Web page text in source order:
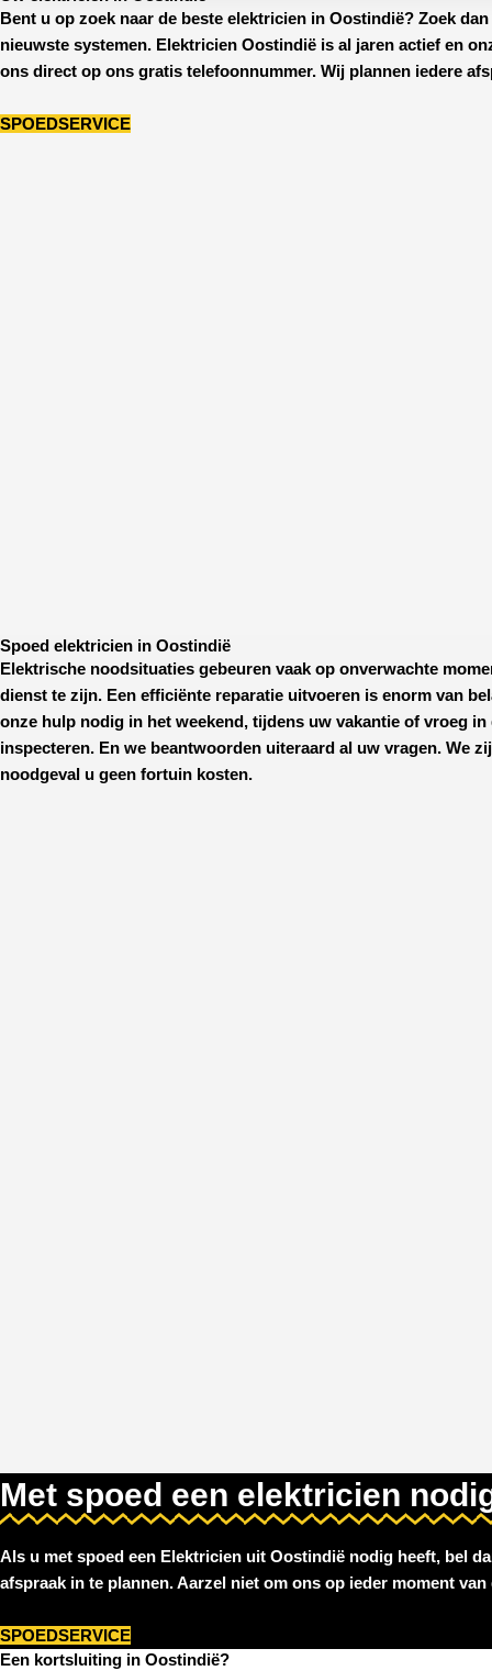
Bent u op zoek naar de beste elektricien in Oostindië? Zoek
nieuwste systemen. Elektricien Oostindië is al jaren actief en
ons direct op ons gratis telefoonnummer. Wij plannen iedere
SPOEDSERVICE
Spoed elektricien in Oostindië
Elektrische noodsituaties gebeuren vaak op onverwachte
dienst te zijn. Een efficiënte reparatie uitvoeren is enorm van
onze hulp nodig in het weekend, tijdens uw vakantie of vroeg
inspecteren. En we beantwoorden uiteraard al uw vragen. We
noodgeval u geen fortuin kosten.
Met spoed een elektricien
Als u met spoed een Elektricien uit Oostindië nodig heeft, bel
afspraak in te plannen. Aarzel niet om ons op ieder moment
SPOEDSERVICE
Een kortsluiting in Oostindië?